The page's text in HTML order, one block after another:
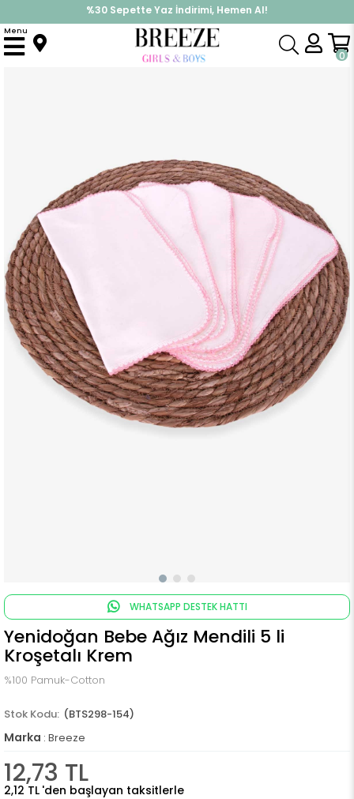
%30 Sepette Yaz İndirimi, Hemen Al!
İndirimlere ek %10 İndirimi Kap, Hemen Üye Ol!
0
Menu
Anasayfa Mendil
WHATSAPP DESTEK HATTI
Yenidoğan Bebe Ağız Mendili 5 li
Kroşetalı Krem
%100 Pamuk-Cotton
(BTS298-154)
Marka : Breeze
12,73 TL
2,12 TL 'den başlayan taksitlerle